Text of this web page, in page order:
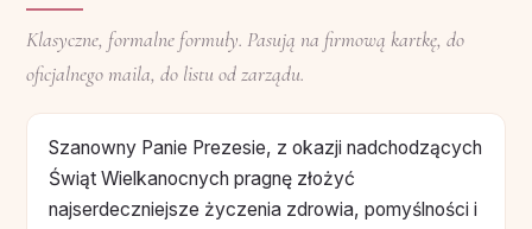
Klasyczne, formalne formuły. Pasują na firmową kartkę, do
oficjalnego maila, do listu od zarządu.
Szanowny Panie Prezesie, z okazji nadchodzących
Świąt Wielkanocnych pragnę złożyć
najserdeczniejsze życzenia zdrowia, pomyślności i